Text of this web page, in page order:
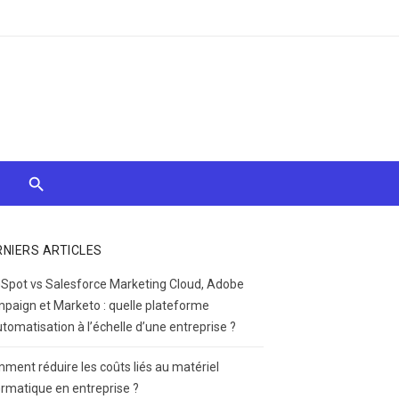
ARTICLES
vs Salesforce Marketing Cloud, Adobe
et Marketo : quelle plateforme
à l’échelle d’une entreprise ?
réduire les coûts liés au matériel
en entreprise ?